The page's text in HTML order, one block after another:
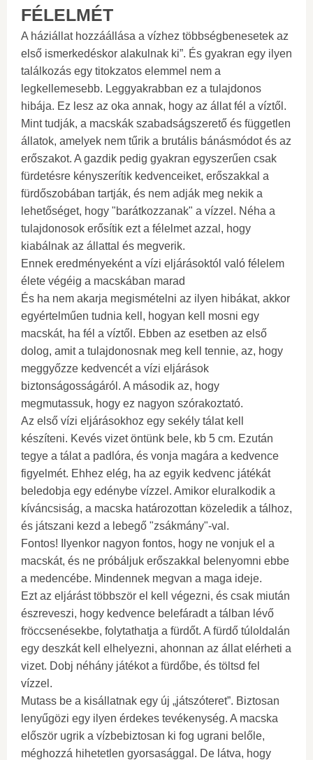
FÉLELMÉT
A háziállat hozzáállása a vízhez többségbenesetek az
első ismerkedéskor alakulnak ki”. És gyakran egy ilyen
találkozás egy titokzatos elemmel nem a
legkellemesebb. Leggyakrabban ez a tulajdonos
hibája. Ez lesz az oka annak, hogy az állat fél a víztől.
Mint tudják, a macskák szabadságszerető és független
állatok, amelyek nem tűrik a brutális bánásmódot és az
erőszakot. A gazdik pedig gyakran egyszerűen csak
fürdetésre kényszerítik kedvenceiket, erőszakkal a
fürdőszobában tartják, és nem adják meg nekik a
lehetőséget, hogy "barátkozzanak" a vízzel. Néha a
tulajdonosok erősítik ezt a félelmet azzal, hogy
kiabálnak az állattal és megverik.
Ennek eredményeként a vízi eljárásoktól való félelem
élete végéig a macskában marad
És ha nem akarja megismételni az ilyen hibákat, akkor
egyértelműen tudnia kell, hogyan kell mosni egy
macskát, ha fél a víztől. Ebben az esetben az első
dolog, amit a tulajdonosnak meg kell tennie, az, hogy
meggyőzze kedvencét a vízi eljárások
biztonságosságáról. A második az, hogy
megmutassuk, hogy ez nagyon szórakoztató.
Az első vízi eljárásokhoz egy sekély tálat kell
készíteni. Kevés vizet öntünk bele, kb 5 cm. Ezután
tegye a tálat a padlóra, és vonja magára a kedvence
figyelmét. Ehhez elég, ha az egyik kedvenc játékát
beledobja egy edénybe vízzel. Amikor eluralkodik a
kíváncsiság, a macska határozottan közeledik a tálhoz,
és játszani kezd a lebegő "zsákmány"-val.
Fontos! Ilyenkor nagyon fontos, hogy ne vonjuk el a
macskát, és ne próbáljuk erőszakkal belenyomni ebbe
a medencébe. Mindennek megvan a maga ideje.
Ezt az eljárást többször el kell végezni, és csak miután
észreveszi, hogy kedvence belefáradt a tálban lévő
fröccsenésekbe, folytathatja a fürdőt. A fürdő túloldalán
egy deszkát kell elhelyezni, ahonnan az állat elérheti a
vizet. Dobj néhány játékot a fürdőbe, és töltsd fel
vízzel.
Mutass be a kisállatnak egy új „játszóteret”. Biztosan
lenyűgözi egy ilyen érdekes tevékenység. A macska
először ugrik a vízbebiztosan ki fog ugrani belőle,
méghozzá hihetetlen gyorsasággal. De látva, hogy